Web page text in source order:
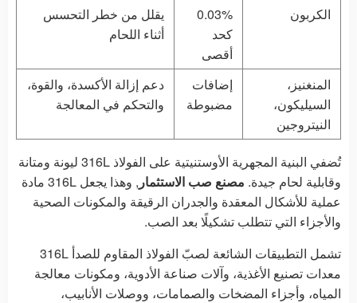
الكربون
0.03%
كحد
أقصى
يقلل من خطر التحسس
أثناء اللحام
المنغنيز،
السيليكون،
النيتروجين
إضافات
مضبوطة
دعم إزالة الأكسدة، والقوة،
والتحكم في المعالجة
تُضفي البنية المجهرية الأوستنيتية على الفولاذ 316L ليونة ومتانة
وقابلية لحام جيدة. مصنع صب الاستثمار
, وهذا يجعل 316L مادة
عملية للأشكال المعقدة والجدران الرقيقة والمكونات الصحية
والأجزاء التي تتطلب تشكيلًا بعد الصب.
تشمل التطبيقات الشائعة لصبّ الفولاذ المقاوم للصدأ 316L
معدات تصنيع الأغذية، وآلات صناعة الأدوية، ومكونات معالجة
المياه، وأجزاء المضخات والصمامات، ووصلات الأنابيب،